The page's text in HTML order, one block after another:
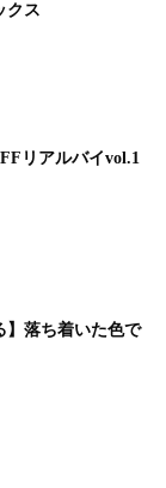
クス
リアルバイvol.1
】落ち着いた色で